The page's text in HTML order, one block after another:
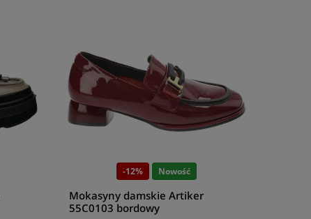
-12% Nowość
Mokasyny damskie Artiker
55C0103 bordowy